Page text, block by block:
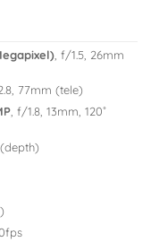
, f/1.5, 26mm
77mm (tele)
, f/1.8, 13mm, 120˚